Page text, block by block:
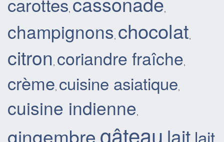
, ,
champignons, chocolat,
citron , coriandre fraîche,
crème, cuisine asiatique,
cuisine indienne,
gingembre gâteau lait lait